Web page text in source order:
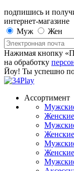
подпишись и
интернет-магазине
Муж
Жен
Нажимая кнопку
на обработку
Йоу! Ты успешно
Ассортимент